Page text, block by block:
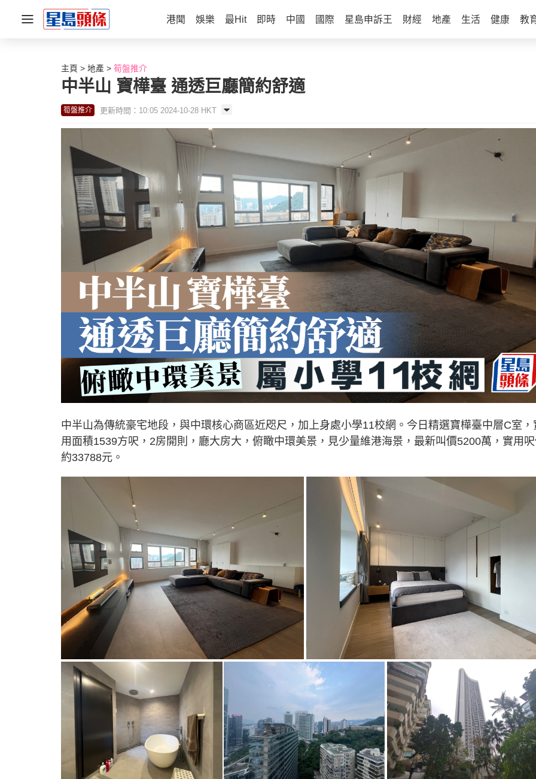
港聞 娛樂 最Hit 即時 中國 國際 星島申訴王 財經 地產 生活 健康 教
主頁 地產 筍盤推介
中半山 寶樺臺 通透巨廳簡約舒適
筍盤推介 更新時間：10:05 2024-10-28 HKT
中半山為傳統豪宅地段，與中環核心商區近咫尺，加上身處小學11校網。今日精選寶樺臺中層C室，
用面積1539方呎，2房開則，廳大房大，俯瞰中環美景，見少量維港海景，最新叫價5200萬，實用
約33788元。